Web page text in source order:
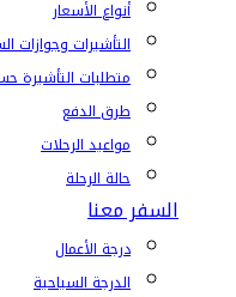
أنواع الأسعار
التأشيرات وجوازات
متطلبات التأشيرة
طرق الدفع
مواعيد الرحلات
حالة الرحلة
السفر معنا
درجة الأعمال
الدرجة السياحية